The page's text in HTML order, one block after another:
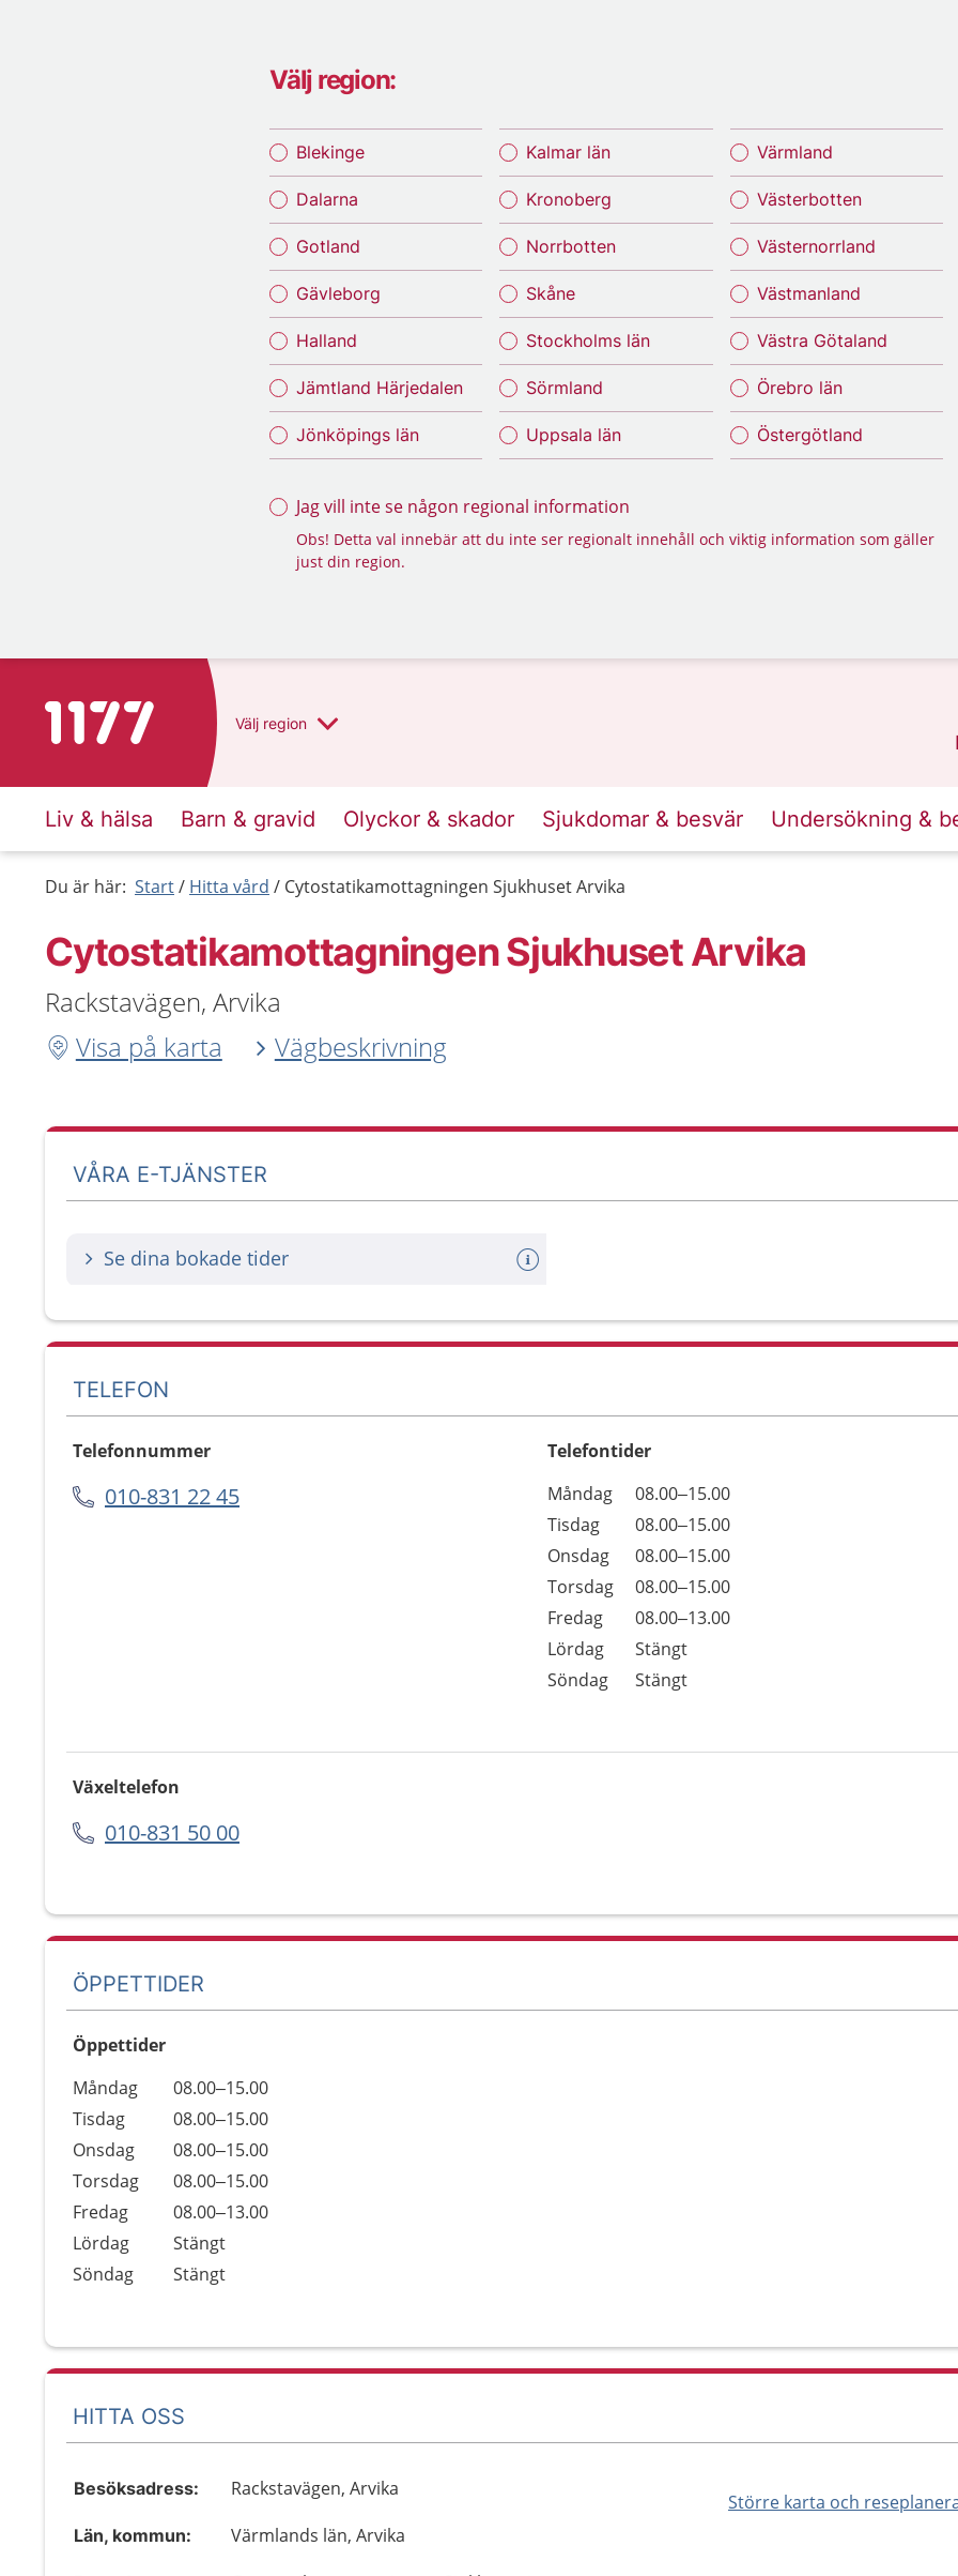
Välj region:
Blekinge
Dalarna
Gotland
Gävleborg
Halland
Jämtland Härjedalen
Jönköpings län
Kalmar län
Kronoberg
Norrbotten
Skåne
Stockholms län
Sörmland
Uppsala län
Värmland
Västerbotten
Västernorrland
Västmanland
Västra Götaland
Örebro län
Östergötland
Jag vill inte se någon regional information
Obs! Detta val innebär att du inte ser regionalt innehåll och viktig information som gäller
just din region.
Till startsidan för 1177 Välj region
Liv & hälsa Barn & gravid Olyckor & skador Sjukdomar & besvär Undersökning &
Du är här: Start Hitta vård Cytostatikamottagningen Sjukhuset Arvika
Cytostatikamottagningen Sjukhuset Arvika
Rackstavägen, Arvika
Visa på karta
Vägbeskrivning
VÅRA E-TJÄNSTER
Se dina bokade tider
TELEFON
Telefonnummer
010-831 22 45
Telefontider
Dag
Öppettider
Kommentarer
Måndag
08.00–15.00
Tisdag
08.00–15.00
Onsdag
08.00–15.00
Torsdag
08.00–15.00
Fredag
08.00–13.00
Lördag
Stängt
Söndag
Stängt
Växeltelefon
010-831 50 00
ÖPPETTIDER
Öppettider
Dag
Öppettider
Kommentarer
Måndag
08.00–15.00
Tisdag
08.00–15.00
Onsdag
08.00–15.00
Torsdag
08.00–15.00
Fredag
08.00–13.00
Lördag
Stängt
Söndag
Stängt
HITTA OSS
Större karta och
Besöksadress: Rackstavägen, Arvika
Län, kommun: Värmlands län, Arvika